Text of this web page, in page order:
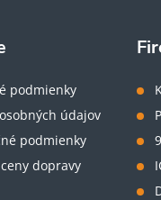
podmienky
údajov
podmienky
dopravy